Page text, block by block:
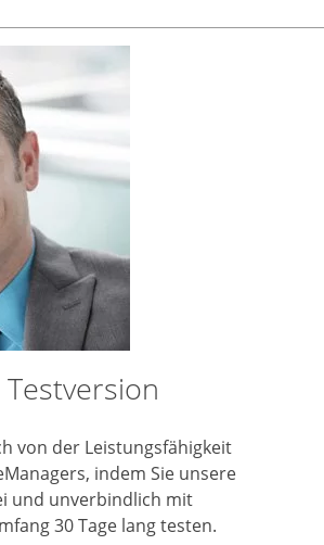
von der Leistungsfähigkeit
indem Sie unsere
und unverbindlich mit
30 Tage lang testen.